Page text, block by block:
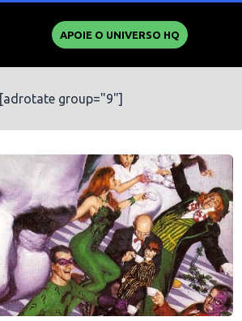
APOIE O UNIVERSO HQ
[adrotate group="9"]